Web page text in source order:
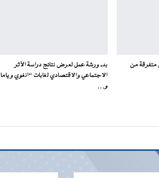
من
بدء ورشة عمل لعرض نتائج دراسة الأثر
الاجتماعي والاقتصادي لغابات “انغوي و ياما
و…